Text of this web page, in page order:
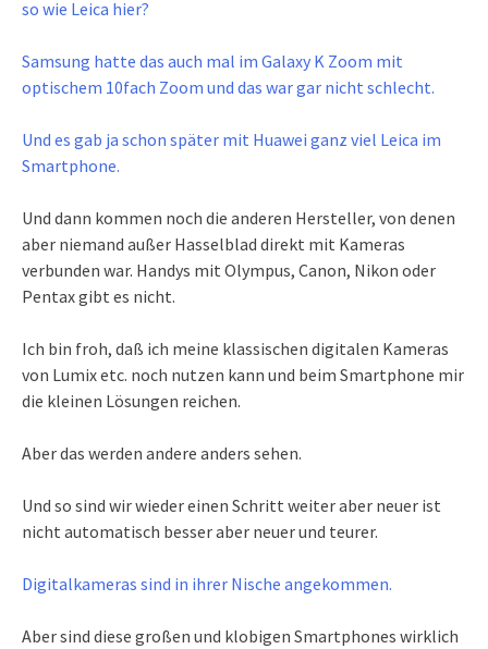
so wie Leica hier?
Samsung hatte das auch mal im Galaxy K Zoom mit
optischem 10fach Zoom und das war gar nicht schlecht.
Und es gab ja schon später mit Huawei ganz viel Leica im
Smartphone.
Und dann kommen noch die anderen Hersteller, von denen
aber niemand außer Hasselblad direkt mit Kameras
verbunden war. Handys mit Olympus, Canon, Nikon oder
Pentax gibt es nicht.
Ich bin froh, daß ich meine klassischen digitalen Kameras
von Lumix etc. noch nutzen kann und beim Smartphone mir
die kleinen Lösungen reichen.
Aber das werden andere anders sehen.
Und so sind wir wieder einen Schritt weiter aber neuer ist
nicht automatisch besser aber neuer und teurer.
Digitalkameras sind in ihrer Nische angekommen.
Aber sind diese großen und klobigen Smartphones wirklich